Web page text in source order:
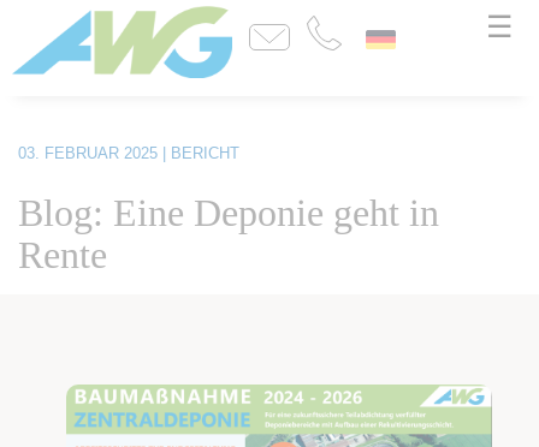
☰
03. FEBRUAR 2025 | BERICHT
Blog: Eine Deponie geht in
Rente